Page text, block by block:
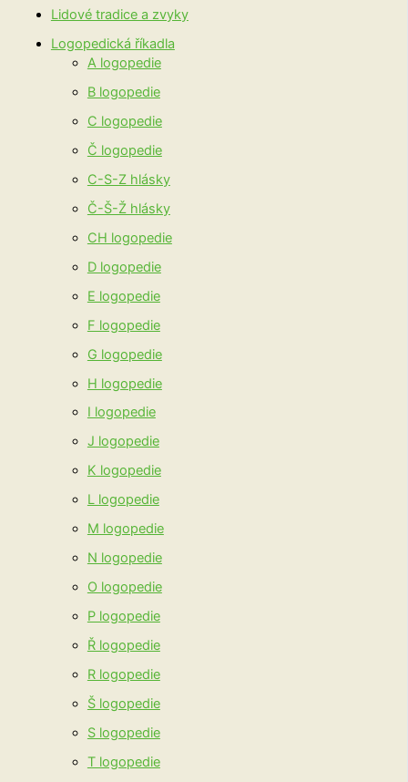
Lidové tradice a zvyky
Logopedická říkadla
A logopedie
B logopedie
C logopedie
Č logopedie
C-S-Z hlásky
Č-Š-Ž hlásky
CH logopedie
D logopedie
E logopedie
F logopedie
G logopedie
H logopedie
I logopedie
J logopedie
K logopedie
L logopedie
M logopedie
N logopedie
O logopedie
P logopedie
Ř logopedie
R logopedie
Š logopedie
S logopedie
T logopedie